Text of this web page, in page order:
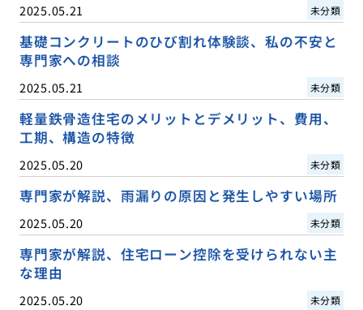
2025.05.21 未分類
基礎コンクリートのひび割れ体験談、私の不安と
専門家への相談
2025.05.21 未分類
軽量鉄骨造住宅のメリットとデメリット、費用、
工期、構造の特徴
2025.05.20 未分類
専門家が解説、雨漏りの原因と発生しやすい場所
2025.05.20 未分類
専門家が解説、住宅ローン控除を受けられない主
な理由
2025.05.20 未分類